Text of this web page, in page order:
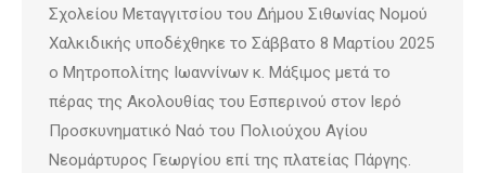
Σχολείου Μεταγγιτσίου του Δήμου Σιθωνίας Νομού
Χαλκιδικής υποδέχθηκε το Σάββατο 8 Μαρτίου 2025
ο Μητροπολίτης Ιωαννίνων κ. Μάξιμος μετά το
πέρας της Ακολουθίας του Εσπερινού στον Ιερό
Προσκυνηματικό Ναό του Πολιούχου Αγίου
Νεομάρτυρος Γεωργίου επί της πλατείας Πάργης.